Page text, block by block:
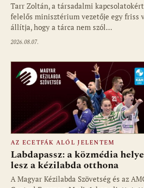
Tarr Zoltán, a társadalmi
felelős minisztérium vezetője egy friss
állítja, hogy a tárca nem szól…
2026.08.07.
Fotó: media1.hu
AZ ECETFÁK ALÓL JELENTEM
Labdapassz: a közmédia
lesz a kézilabda otthona
A Magyar Kézilabda Szövetség és az